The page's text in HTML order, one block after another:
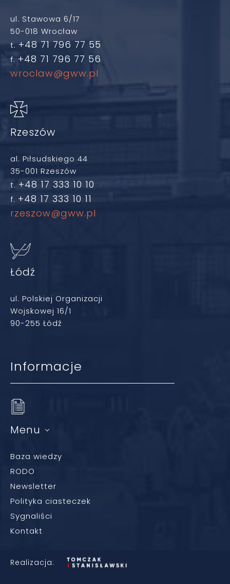
ul. Stawowa 6/17
50-018 Wrocław
t. +48 71 796 77 55
f. +48 71 796 77 56
wroclaw@gww.pl
Rzeszów
al. Piłsudskiego 44
35-001 Rzeszów
t. +48 17 333 10 10
f. +48 17 333 10 11
rzeszow@gww.pl
Łódź
ul. Polskiej Organizacji
Wojskowej 16/1
90-255 Łódź
Informacje
Menu
Baza wiedzy
RODO
Newsletter
Polityka ciasteczek
Sygnaliści
Kontakt
Realizacja: